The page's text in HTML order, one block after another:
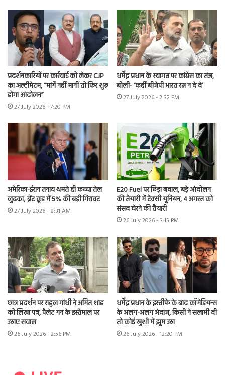
प्रदर्शनकारियों पर कार्रवाई को लेकर CJP
का अल्टीमेटम, “मांगें नहीं मानीं तो फिर शुरू
होगा आंदोलन”
27 July 2026 - 7:20 PM
धर्मेंद्र प्रधान के स्वागत पर कांग्रेस का तंज,
बोली- ‘कहीं बीजेपी भारत रत्न न दे दे’
27 July 2026 - 2:32 PM
अमेरिका-ईरान तनाव थमते ही कच्चा तेल
लुढ़का, ब्रेंट क्रूड में 5% की बड़ी गिरावट
27 July 2026 - 8:31 AM
E20 Fuel पर छिड़ा बवाल, बड़े आंदोलन
की तैयारी में टैक्सी यूनियन, 4 अगस्त को
संसद घेरने की तैयारी
26 July 2026 - 3:15 PM
छात्र प्रदर्शन पर राहुल गांधी ने अमित शाह
को लिखा पत्र, पैलेट गन के इस्तेमाल पर
उठाए सवाल
26 July 2026 - 2:56 PM
धर्मेंद्र प्रधान के इस्तीफे के बाद कॉमेडियन्स
के अलग-अलग अंदाज, किसी ने सलामी दी
तो कोई खुशी में झूम उठा
26 July 2026 - 12:20 PM